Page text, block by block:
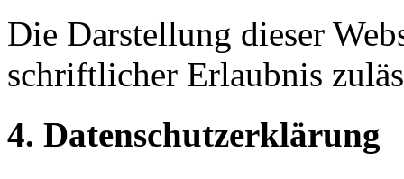
Die Darstellung dieser
schriftlicher Erlaubnis
4. Datenschutzerklärung